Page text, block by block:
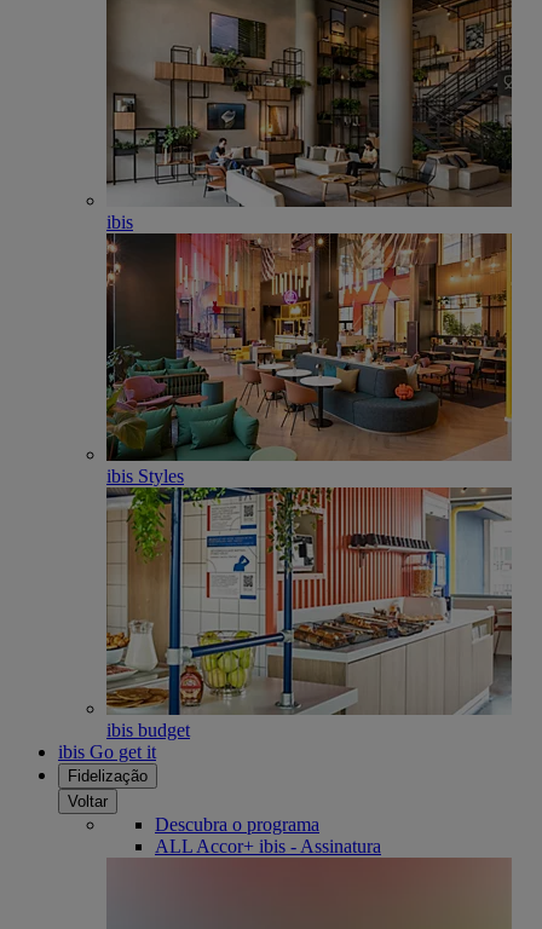
ibis
ibis Styles
ibis budget
ibis Go get it
Fidelização
Voltar
Descubra o programa
ALL Accor+ ibis - Assinatura